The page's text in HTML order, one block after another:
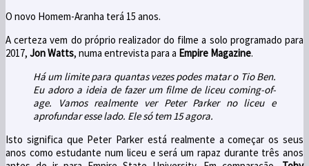
O novo Homem-Aranha terá 15 anos.
A certeza vem do próprio realizador do filme a solo programado para
2017, Jon Watts, numa entrevista para a Empire Magazine.
Há um limite para quantas vezes podes matar o Tio Ben.
Eu adoro a ideia de fazer um filme de liceu coming-of-
age. Vamos realmente ver Peter Parker no liceu e
aprofundar esse lado. Ele só tem 15 agora.
Isto significa que Peter Parker está realmente a começar os seus
anos como estudante num liceu e será um rapaz durante três anos